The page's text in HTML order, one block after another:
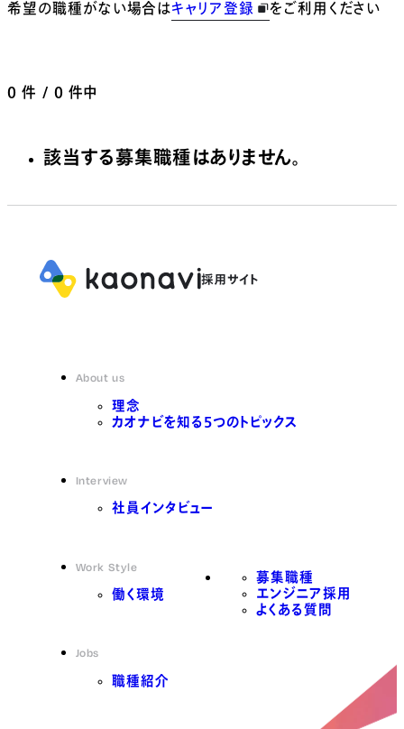
希望の職種がない場合はキャリア登録 をご利用ください
0 件 / 0 件中
該当する募集職種はありません。
About us
理念
カオナビを知る5つのトピックス
Interview
社員インタビュー
Work Style
働く環境
Jobs
職種紹介
募集職種
エンジニア採用
よくある質問